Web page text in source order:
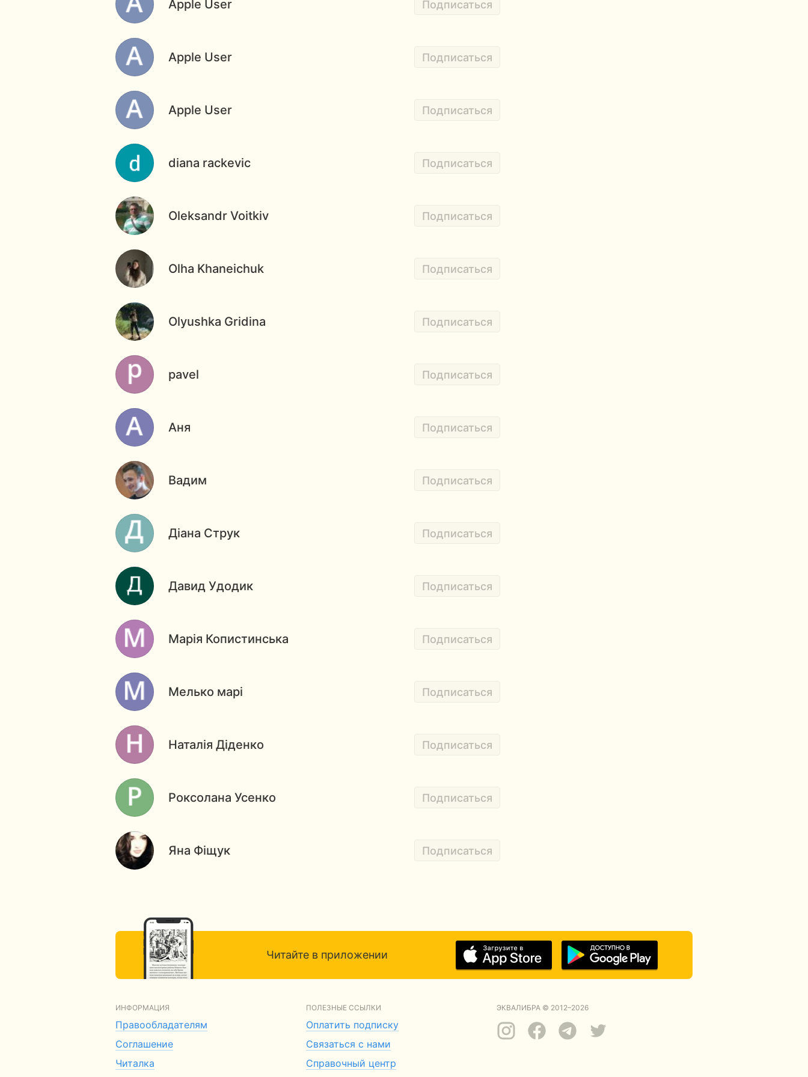
Apple User Подписаться
Apple User Подписаться
Apple User Подписаться
diana rackevic Подписаться
Oleksandr Voitkiv Подписаться
Olha Khaneichuk Подписаться
Olyushka Gridina Подписаться
pavel Подписаться
Аня Подписаться
Вадим Подписаться
Діана Струк Подписаться
Давид Удодик Подписаться
Марія Копистинська Подписаться
Мелько марі Подписаться
Наталія Діденко Подписаться
Роксолана Усенко Подписаться
Яна Фіщук Подписаться
Читайте в приложении
ИНФОРМАЦИЯ
Правообладателям
Соглашение
Читалка
ПОЛЕЗНЫЕ ССЫЛКИ
Оплатить подписку
Связаться с нами
Справочный центр
ЭКВАЛИБРА © 2012–2026